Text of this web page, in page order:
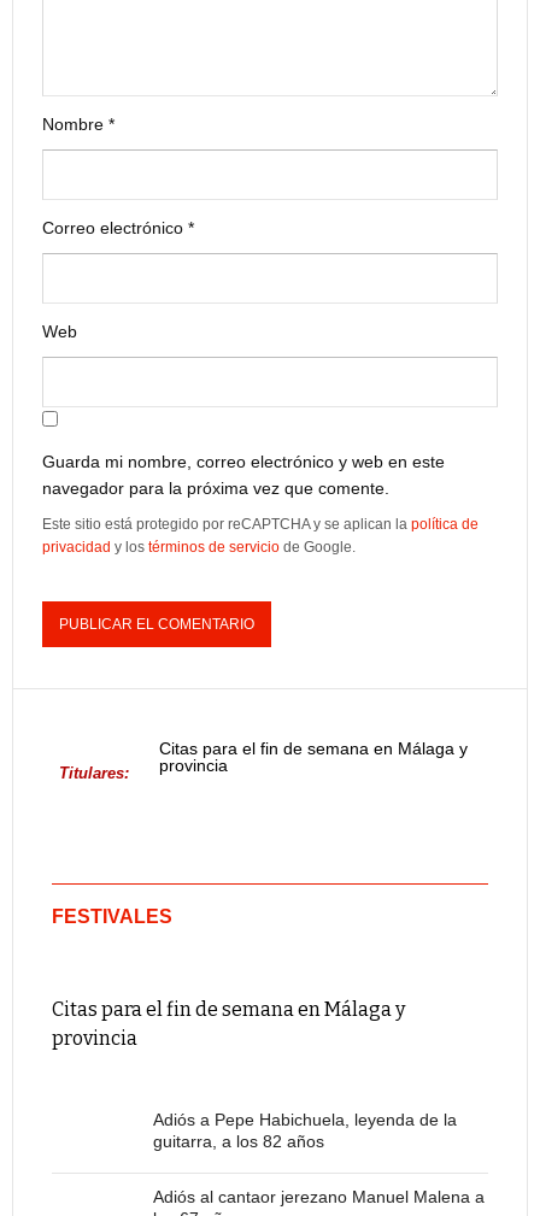
Nombre *
Correo electrónico *
Web
Guarda mi nombre, correo electrónico y web en este
navegador para la próxima vez que comente.
Este sitio está protegido por reCAPTCHA y se aplican la política de
privacidad y los términos de servicio de Google.
Titulares:
Citas para el fin de semana en Málaga y
provincia
FESTIVALES
Citas para el fin de semana en Málaga y
provincia
Adiós a Pepe Habichuela, leyenda de la
guitarra, a los 82 años
Adiós al cantaor jerezano Manuel Malena a